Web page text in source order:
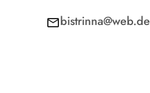
bistrinna@web.de